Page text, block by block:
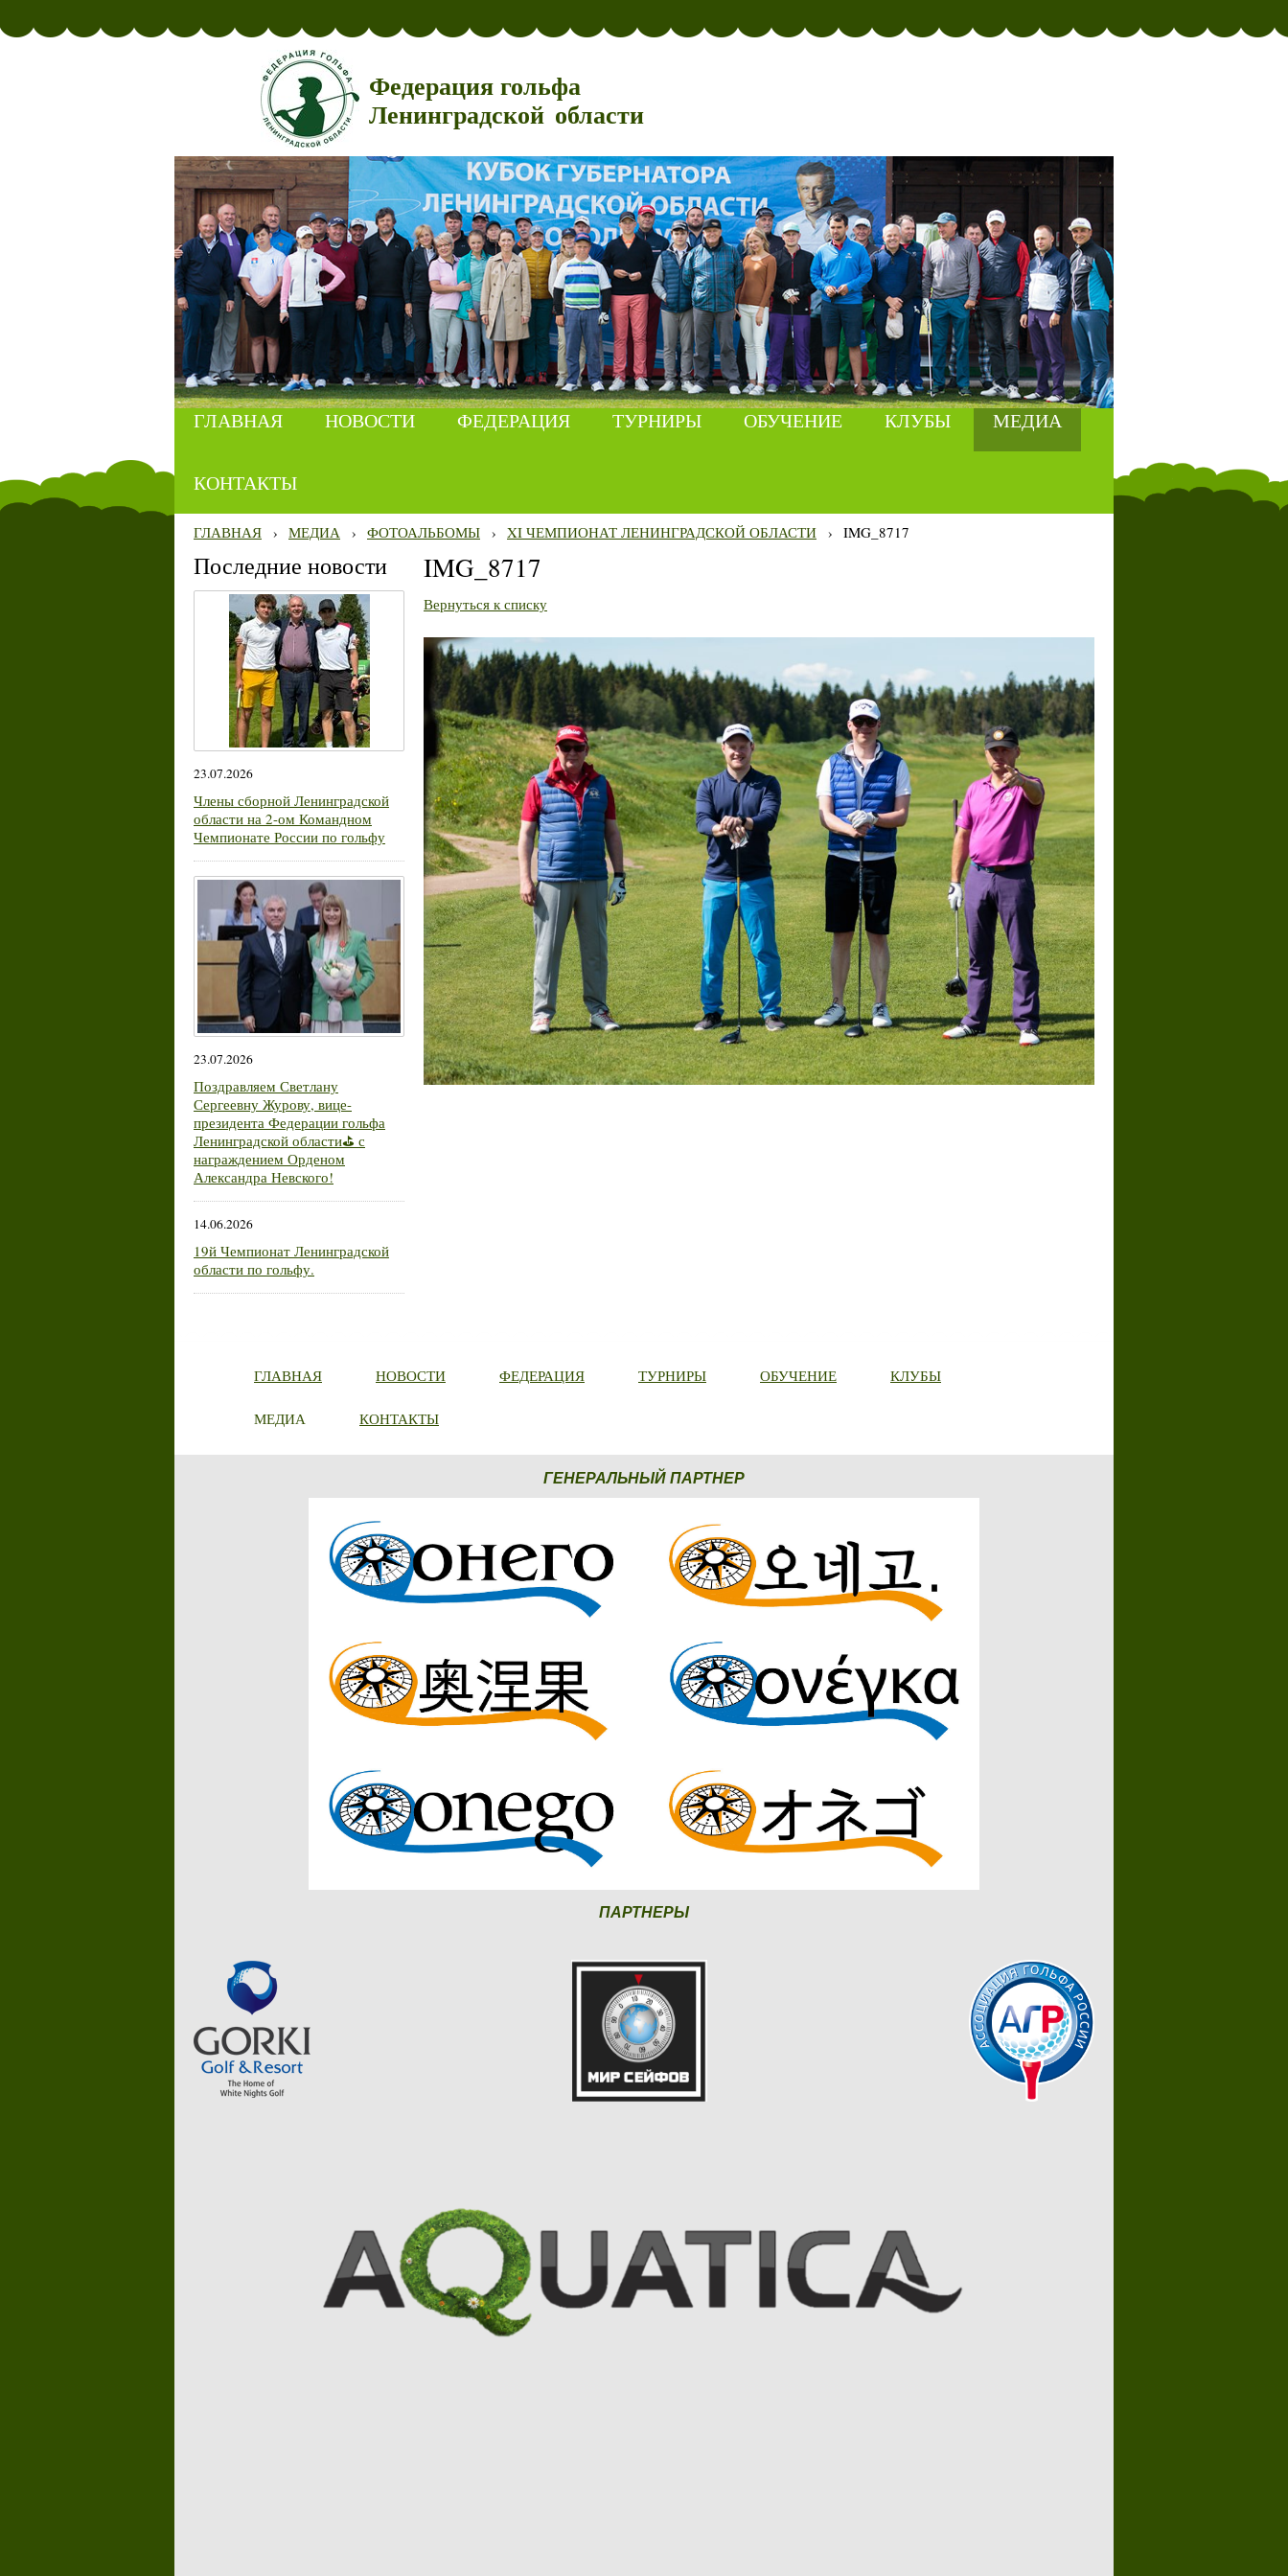
Федерация гольфа
Ленинградской области
ГЛАВНАЯ НОВОСТИ ФЕДЕРАЦИЯ ТУРНИРЫ ОБУЧЕНИЕ КЛУБЫ МЕДИА
КОНТАКТЫ
ГЛАВНАЯ › МЕДИА › ФОТОАЛЬБОМЫ › XI ЧЕМПИОНАТ ЛЕНИНГРАДСКОЙ ОБЛАСТИ › IMG_8717
Последние новости
23.07.2026
Члены сборной Ленинградской
области на 2-ом Командном
Чемпионате России по гольфу
23.07.2026
Поздравляем Светлану
Сергеевну Журову, вице-
президента Федерации гольфа
Ленинградской области⛳ с
награждением Орденом
Александра Невского!
14.06.2026
19й Чемпионат Ленинградской
области по гольфу.
IMG_8717
Вернуться к списку
ГЛАВНАЯ НОВОСТИ ФЕДЕРАЦИЯ ТУРНИРЫ ОБУЧЕНИЕ КЛУБЫ
МЕДИА КОНТАКТЫ
ГЕНЕРАЛЬНЫЙ ПАРТНЕР
ПАРТНЕРЫ